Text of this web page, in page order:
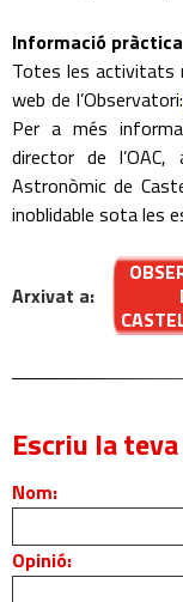
Informació pràctica
Totes les activitats
web de l’Observatori:
Per a més
director de
Astronòmic de
inoblidable sota les
Arxivat a:
Escriu la
Nom:
Opinió: